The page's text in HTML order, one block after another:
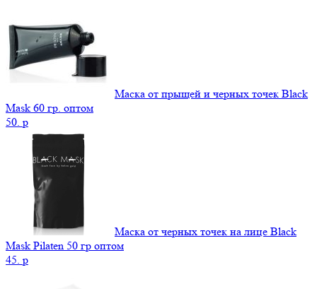
Маска от прыщей и черных точек Black
Mask 60 гр. оптом
50. p
Маска от черных точек на лице Black
Mask Pilaten 50 гр оптом
45. p